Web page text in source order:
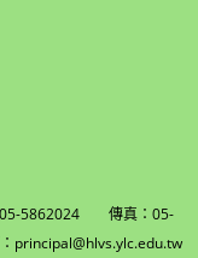
05-5862024 傳真：05-